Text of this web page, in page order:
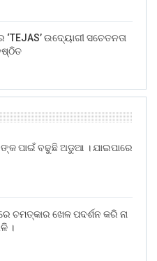
ଉଦ୍ୟୋଗୀ ସଚେତନତା
ପାଇଁ ବଢୁଛି ଅଡୁଆ । ଯାଇପାରେ
ଚମତ୍କାର ଖେଳ ପଦର୍ଶନ କରି ନା
।